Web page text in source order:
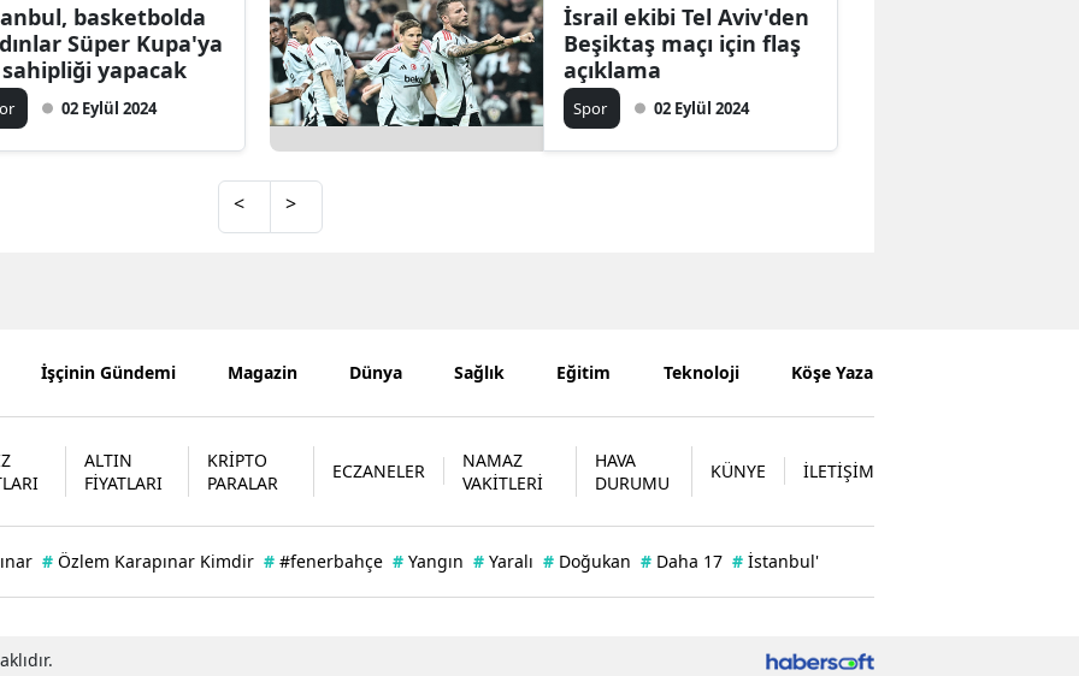
Hakkari
Hatay
Isparta
Kastamonu
Kayseri
Kocaeli
basketbolda
Süper Kupa'ya
yapacak
02 Eylül 2024
İsrail ekibi Tel Aviv'den
Beşiktaş maçı için flaş
açıklama
Spor 02 Eylül 2024
< >
İşçinin Gündemi Magazin Dünya Sağlık Eğitim Teknoloji Köşe Yazarları
ALTIN
FİYATLARI
KRİPTO
PARALAR
ECZANELER
NAMAZ
VAKİTLERİ
HAVA
DURUMU
KÜNYE İLETİŞİM
# Özlem Karapınar Kimdir # #fenerbahçe # Yangın # Yaralı # Doğukan # Daha 17 # İstanbul'